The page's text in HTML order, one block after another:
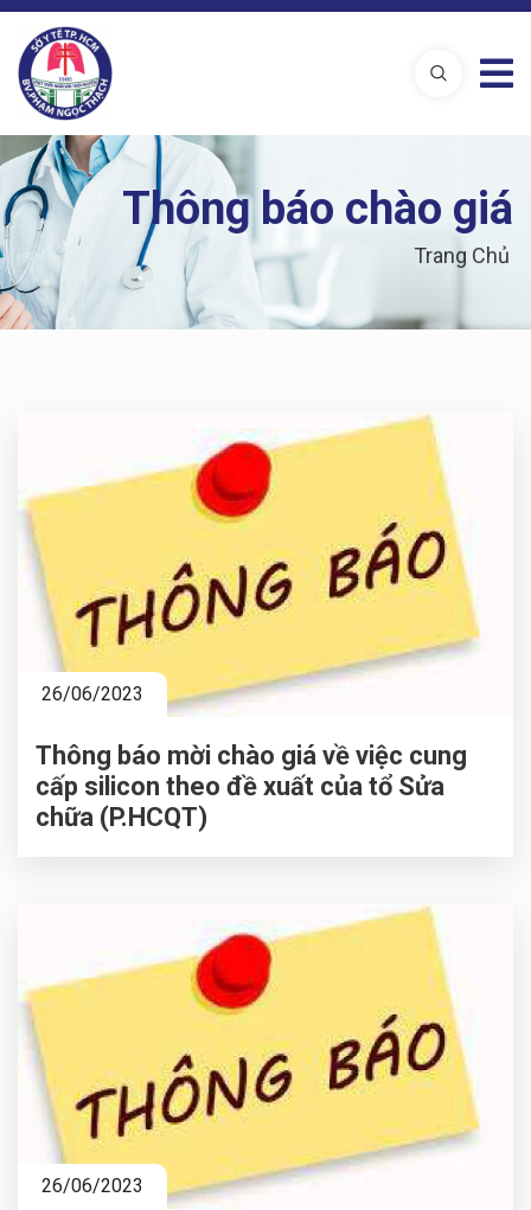
Thông báo chào giá
Trang Chủ
26/06/2023
Thông báo mời chào giá về việc cung
cấp silicon theo đề xuất của tổ Sửa
chữa (P.HCQT)
26/06/2023